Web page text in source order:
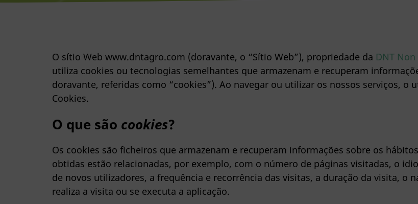
O sítio Web www.dntagro.com (doravante, o “Sítio Web”), propriedade da DNT Non
utiliza cookies ou tecnologias semelhantes que armazenam e recuperam
doravante, referidas como “cookies”). Ao navegar ou utilizar os nossos serviços, o
Cookies.
O que são cookies?
Os cookies são ficheiros que armazenam e recuperam informações sobre os
obtidas estão relacionadas, por exemplo, com o número de páginas visitadas, o
de novos utilizadores, a frequência e recorrência das visitas, a duração da visita, o
realiza a visita ou se executa a aplicação.